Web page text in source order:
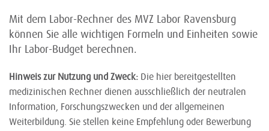
Mit dem Labor-Rechner des MVZ Labor Ravensburg
können Sie alle wichtigen Formeln und Einheiten sowie
Ihr Labor-Budget berechnen.
Hinweis zur Nutzung und Zweck: Die hier bereitgestellten
medizinischen Rechner dienen ausschließlich der neutralen
Information, Forschungszwecken und der allgemeinen
Weiterbildung. Sie stellen keine Empfehlung oder Bewerbung